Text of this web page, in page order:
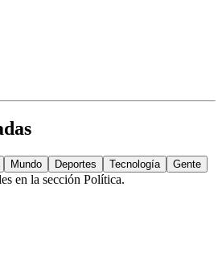
Mundo Deportes Tecnología Gente
en la sección Política.